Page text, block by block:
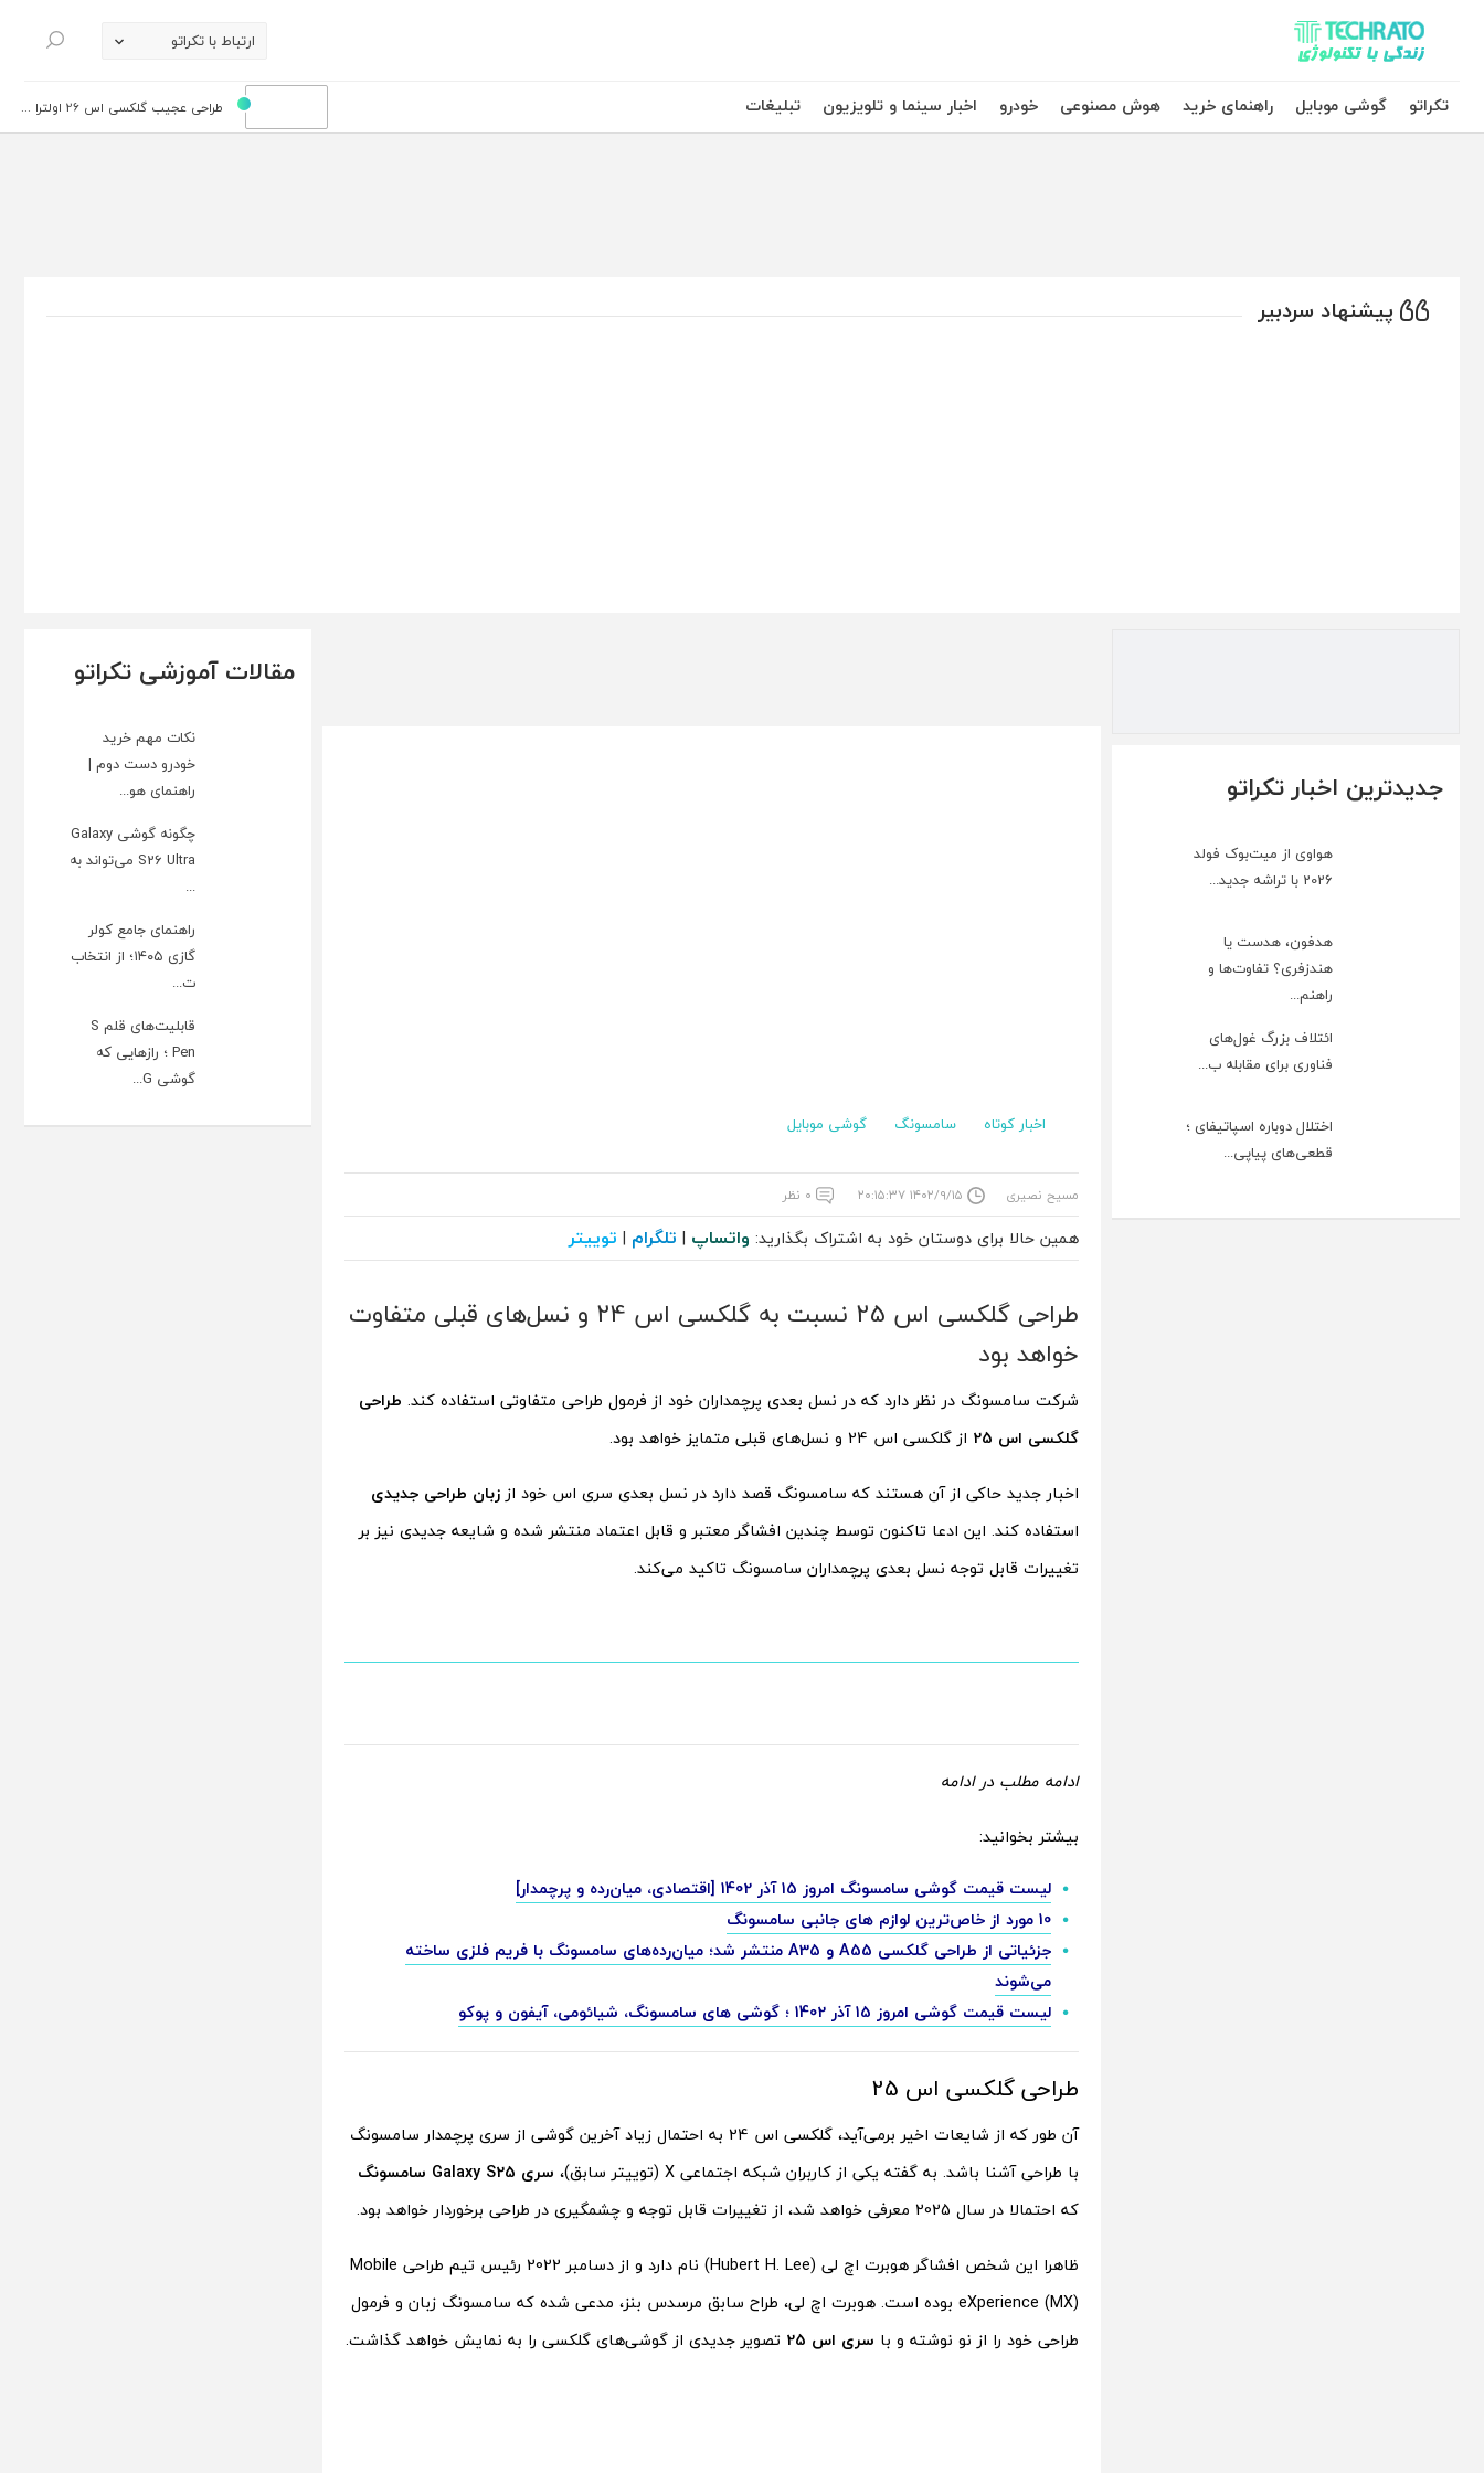
تکراتو – زندگی با تکنولوژی ارتباط با تکراتو
جستجو
تکراتو
گوشی موبایل راهنمای خرید هوش مصنوعی خودرو اخبار سینما و تلویزیون تبلیغات طراحی عجیب گلکسی اس 26 اولترا ...
پیشنهاد سردبیر
جدیدترین اخبار تکراتو
هواوی از میت‌بوک فولد
2026 با تراشه جدید...
هدفون، هدست یا
هندزفری؟ تفاوت‌ها و
راهنم...
ائتلاف بزرگ غول‌های
فناوری برای مقابله ب...
اختلال دوباره اسپاتیفای ؛
قطعی‌های پیاپی...
اخبار کوتاه سامسونگ گوشی موبایل
مسیح نصیری ۱۴۰۲/۹/۱۵ ۲۰:۱۵:۳۷ ۰ نظر
همین حالا برای دوستان خود به اشتراک بگذارید: واتساپ | تلگرام | توییتر
طراحی گلکسی اس 25 نسبت به گلکسی اس 24 و نسل‌های قبلی متفاوت
خواهد بود
شرکت سامسونگ در نظر دارد که در نسل بعدی پرچمداران خود از فرمول طراحی متفاوتی استفاده کند. طراحی
گلکسی اس 25
از گلکسی اس 24 و نسل‌های قبلی متمایز خواهد بود.
اخبار جدید حاکی از آن هستند که سامسونگ قصد دارد در نسل بعدی سری اس خود از زبان طراحی جدیدی
استفاده کند. این ادعا تاکنون توسط چندین افشاگر معتبر و قابل اعتماد منتشر شده و شایعه جدیدی نیز بر
تغییرات قابل توجه نسل بعدی پرچمداران سامسونگ تاکید می‌کند.
ادامه مطلب در ادامه
بیشتر بخوانید:
لیست قیمت گوشی سامسونگ امروز 15 آذر 1402 [اقتصادی، میان‌رده و پرچمدار]
10 مورد از خاص‌ترین لوازم های جانبی سامسونگ
جزئیاتی از طراحی گلکسی A55 و A35 منتشر شد؛ میان‌رده‌های سامسونگ با فریم فلزی ساخته
می‌شوند
لیست قیمت گوشی امروز 15 آذر 1402 ؛ گوشی های سامسونگ، شیائومی، آیفون و پوکو
طراحی گلکسی اس 25
آن‌ طور که از شایعات اخیر برمی‌آید، گلکسی اس 24 به احتمال زیاد آخرین گوشی از سری پرچمدار سامسونگ
با طراحی آشنا باشد. به گفته یکی از کاربران شبکه اجتماعی X (توییتر سابق)،
سری Galaxy S25 سامسونگ
که احتمالا در سال 2025 معرفی خواهد شد، از تغییرات قابل توجه و چشمگیری در طراحی برخوردار خواهد بود.
ظاهرا این شخص افشاگر هوبرت اچ لی (Hubert H. Lee) نام دارد و از دسامبر 2022 رئیس تیم طراحی Mobile
eXperience (MX) بوده است. هوبرت اچ لی، طراح سابق مرسدس بنز، مدعی شده که سامسونگ زبان و فرمول
طراحی خود را از نو نوشته و با سری اس 25 تصویر جدیدی از گوشی‌های گلکسی را به نمایش خواهد گذاشت.
مقالات آموزشی تکراتو
نکات مهم خرید
خودرو دست دوم |
راهنمای هو...
چگونه گوشی Galaxy
S26 Ultra می‌تواند به
...
راهنمای جامع کولر
گازی ۱۴۰۵؛ از انتخاب
ت...
قابلیت‌های قلم S
Pen ؛ رازهایی که
گوشی G...